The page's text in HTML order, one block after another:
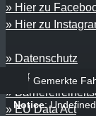
Hier zu
Hier zu
Datenschutz
Impressum
EU Data Act
Notice:
Gemerkte